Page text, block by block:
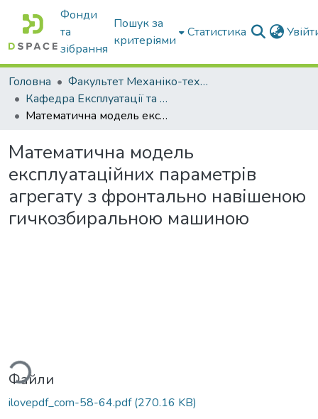
Фонди
та
зібрання
Пошук за
критеріями
Статистика
Головна
Факультет Механіко-технологічний
Кафедра Експлуатації та технічного сервісу машин
Математична модель експлуатаційних параметрів агрегату з фронтально навішеною гичкозбиральною машиною
Математична модель
експлуатаційних параметрів
агрегату з фронтально навішеною
гичкозбиральною машиною
Файли
ilovepdf_com-58-64.pdf(270.16 KB)